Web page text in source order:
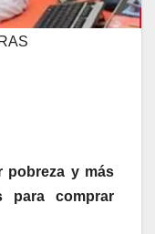
pobreza y más
para comprar